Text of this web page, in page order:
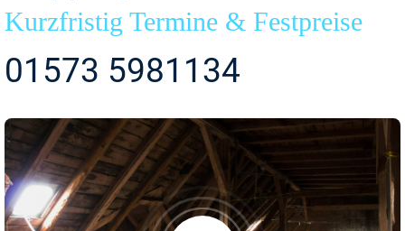
Kurzfristig Termine & Festpreise
01573 5981134